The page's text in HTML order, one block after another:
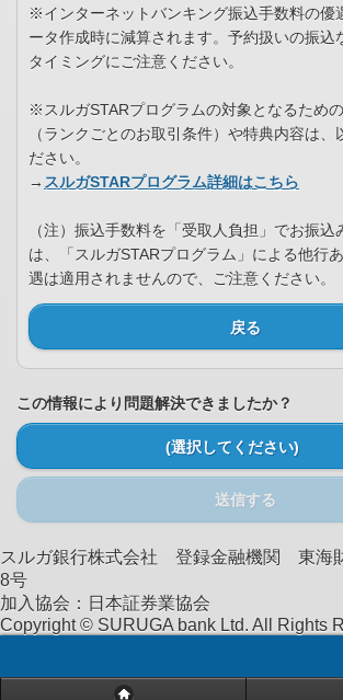
※インターネットバンキング振込手数料の優
ータ作成時に減算されます。予約扱いの振込
タイミングにご注意ください。
※スルガSTARプログラムの対象となるため
（ランクごとのお取引条件）や特典内容は、
ださい。
→ スルガSTARプログラム詳細はこちら
（注）振込手数料を「受取人負担」でお振込
は、「スルガSTARプログラム」による他行
遇は適用されませんので、ご注意ください。
戻る
この情報により問題解決できましたか？
(選択してください)
送信する
スルガ銀行株式会社 登録金融機関 東海
8号
加入協会：日本証券業協会
Copyright © SURUGA bank Ltd. All Rights